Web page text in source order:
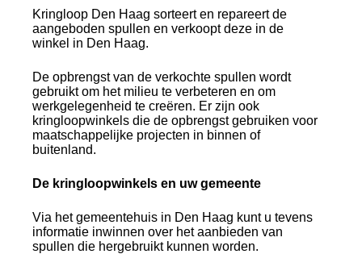
Kringloop Den Haag sorteert en repareert de
aangeboden spullen en verkoopt deze in de
winkel in Den Haag.
De opbrengst van de verkochte spullen wordt
gebruikt om het milieu te verbeteren en om
werkgelegenheid te creëren. Er zijn ook
kringloopwinkels die de opbrengst gebruiken voor
maatschappelijke projecten in binnen of
buitenland.
De kringloopwinkels en uw gemeente
Via het gemeentehuis in Den Haag kunt u tevens
informatie inwinnen over het aanbieden van
spullen die hergebruikt kunnen worden.